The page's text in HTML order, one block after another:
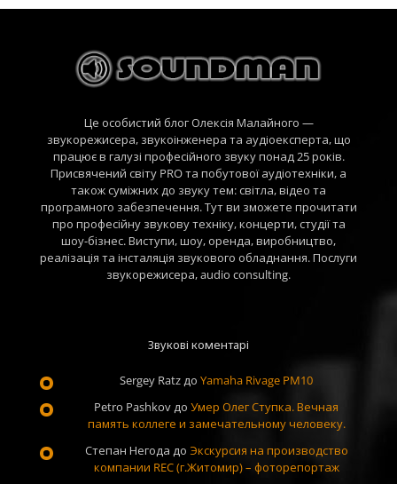
Це особистий блог Олексія Малайного —
звукорежисера, звукоінженера та аудіоексперта, що
працює в галузі професійного звуку понад 25 років.
Присвячений світу PRO та побутової аудіотехніки, а
також суміжних до звуку тем: світла, відео та
програмного забезпечення. Тут ви зможете прочитати
про професійну звукову техніку, концерти, студії та
шоу-бізнес. Виступи, шоу, оренда, виробництво,
реалізація та інсталяція звукового обладнання. Послуги
звукорежисера, audio consulting.
Звукові коментарі
Sergey Ratz до Yamaha Rivage PM10
Petro Pashkov до Умер Олег Ступка. Вечная
память коллеге и замечательному человеку.
Степан Негода до Экскурсия на производство
компании REC (г.Житомир) – фоторепортаж